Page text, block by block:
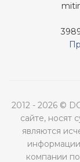
2012 - 2026 ©
сайте, носят
являются
компании